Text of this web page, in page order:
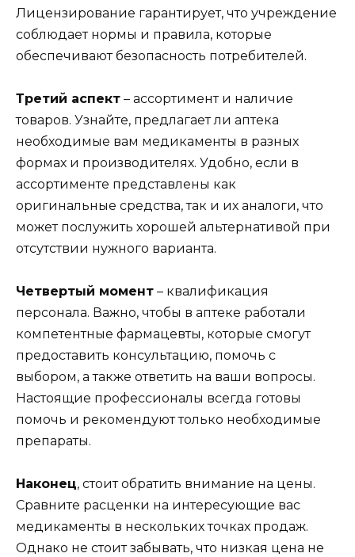
Лицензирование гарантирует, что учреждение
соблюдает нормы и правила, которые
обеспечивают безопасность потребителей.
Третий аспект – ассортимент и наличие
товаров. Узнайте, предлагает ли аптека
необходимые вам медикаменты в разных
формах и производителях. Удобно, если в
ассортименте представлены как
оригинальные средства, так и их аналоги, что
может послужить хорошей альтернативой при
отсутствии нужного варианта.
Четвертый момент – квалификация
персонала. Важно, чтобы в аптеке работали
компетентные фармацевты, которые смогут
предоставить консультацию, помочь с
выбором, а также ответить на ваши вопросы.
Настоящие профессионалы всегда готовы
помочь и рекомендуют только необходимые
препараты.
Наконец, стоит обратить внимание на цены.
Сравните расценки на интересующие вас
медикаменты в нескольких точках продаж.
Однако не стоит забывать, что низкая цена не